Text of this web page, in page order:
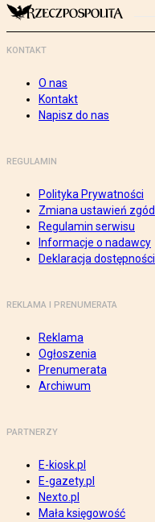
KONTAKT
O nas
Kontakt
Napisz do nas
REGULAMIN
Polityka Prywatności
Zmiana ustawień zgód
Regulamin serwisu
Informacje o nadawcy
Deklaracja dostępności
REKLAMA I PRENUMERATA
Reklama
Ogłoszenia
Prenumerata
Archiwum
PARTNERZY
E-kiosk.pl
E-gazety.pl
Nexto.pl
Mała księgowość